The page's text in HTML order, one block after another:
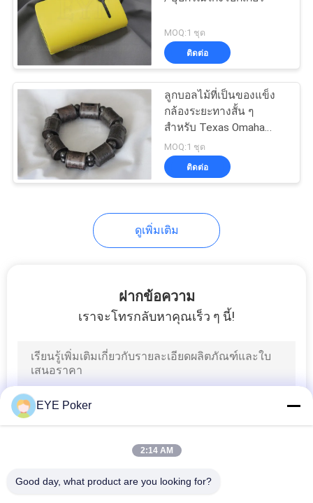
การ์ดเล่นหมึกที่มอง
ไม่เห็น
อุปกรณ์โกงไพ่นก
ระบบการตรวจสอบ
เกมโป๊กเกอร์
MOQ:1 ชุด
ติดต่อ
ลูกบอลไม้ที่เป็นของแข็ง
กล้องระยะทางสั้น ๆ
สำหรับ Texas Omaha
Flush In Out Game
MOQ:1 ชุด
ติดต่อ
ดูเพิ่มเติม
ฝากข้อความ
เราจะโทรกลับหาคุณเร็ว ๆ นี้!
EYE Poker
2:14 AM
Good day, what product are you looking for?